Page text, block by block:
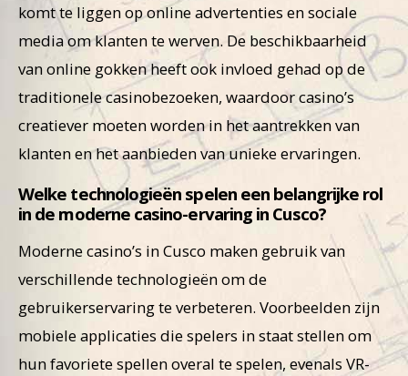
komt te liggen op online advertenties en sociale
media om klanten te werven. De beschikbaarheid
van online gokken heeft ook invloed gehad op de
traditionele casinobezoeken, waardoor casino’s
creatiever moeten worden in het aantrekken van
klanten en het aanbieden van unieke ervaringen.
Welke technologieën spelen een belangrijke rol
in de moderne casino-ervaring in Cusco?
Moderne casino’s in Cusco maken gebruik van
verschillende technologieën om de
gebruikerservaring te verbeteren. Voorbeelden zijn
mobiele applicaties die spelers in staat stellen om
hun favoriete spellen overal te spelen, evenals VR-